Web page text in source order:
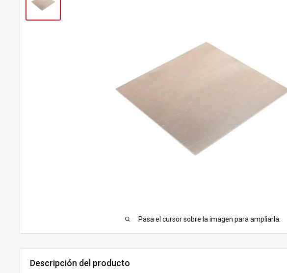
Pasa el cursor sobre la imagen para ampliarla.
Descripción del producto